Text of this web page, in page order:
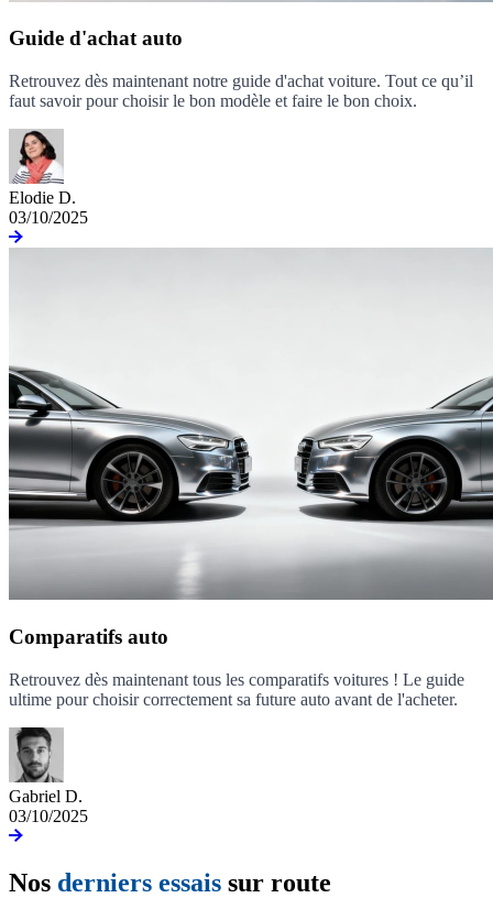
Guide d'achat auto
Retrouvez dès maintenant notre guide d'achat voiture. Tout ce qu’il
faut savoir pour choisir le bon modèle et faire le bon choix.
Elodie D.
03/10/2025
Comparatifs auto
Retrouvez dès maintenant tous les comparatifs voitures ! Le guide
ultime pour choisir correctement sa future auto avant de l'acheter.
Gabriel D.
03/10/2025
Nos derniers essais sur route